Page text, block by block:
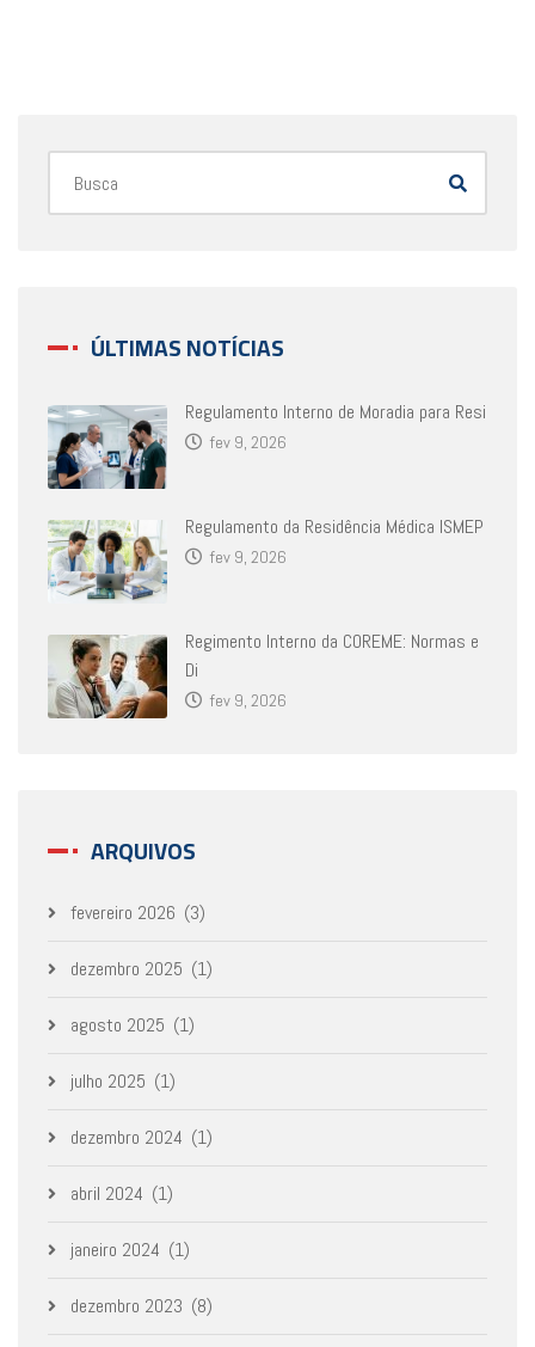
ÚLTIMAS NOTÍCIAS
Regulamento Interno de Moradia para Resi
fev 9, 2026
Regulamento da Residência Médica ISMEP
fev 9, 2026
Regimento Interno da COREME: Normas e
Di
fev 9, 2026
ARQUIVOS
fevereiro 2026 (3)
dezembro 2025 (1)
agosto 2025 (1)
julho 2025 (1)
dezembro 2024 (1)
abril 2024 (1)
janeiro 2024 (1)
dezembro 2023 (8)